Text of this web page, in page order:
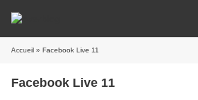
Accueil » Facebook Live 11
Facebook Live 11